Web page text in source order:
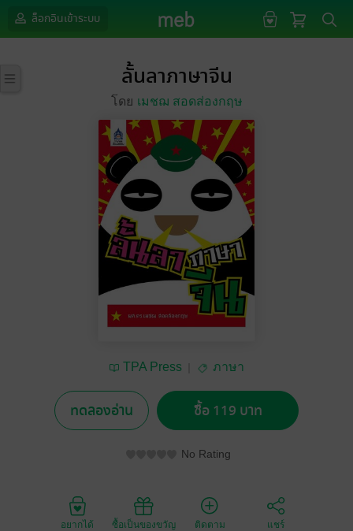
ล็อกอินเข้าระบบ
ลั้นลาภาษาจีน
โดย เมชฌ สอดส่องกฤษ
TPA Press ภาษา
ทดลองอ่าน ซื้อ 119 บาท
No Rating
อยากได้ ซื้อเป็นของขวัญ ติดตาม แชร์